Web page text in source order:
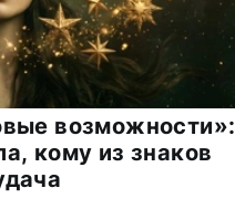
возможности»:
кому из знаков